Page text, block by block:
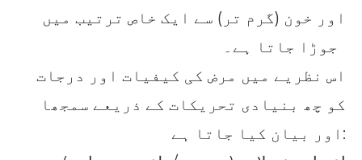
اور خون (گرم تر) سے ایک خاص ترتیب میں
اس نظریے میں مرض کی کیفیات اور درجات
کو چھ بنیادی تحریکات کے ذریعے سمجھا
اور بیان کیا جاتا ہے: